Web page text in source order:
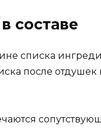
составе
списка
после